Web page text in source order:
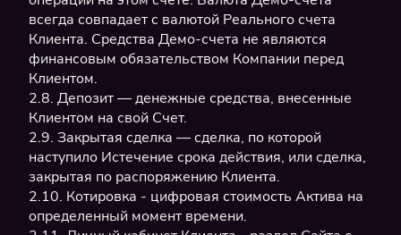
всегда совпадает с валютой Реального счета
Клиента. Средства Демо-счета не являются
финансовым обязательством Компании перед
Клиентом.
2.8. Депозит — денежные средства, внесенные
Клиентом на свой Счет.
2.9. Закрытая сделка — сделка, по которой
наступило Истечение срока действия, или сделка,
закрытая по распоряжению Клиента.
2.10. Котировка - цифровая стоимость Актива на
определенный момент времени.